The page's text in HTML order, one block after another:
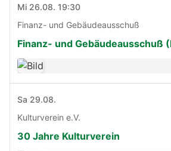
Mi 26.08. 19:30
Finanz- und Gebäudeausschuß
Finanz- und Gebäudeausschuß
Sa 29.08.
Kulturverein e.V.
30 Jahre Kulturverein